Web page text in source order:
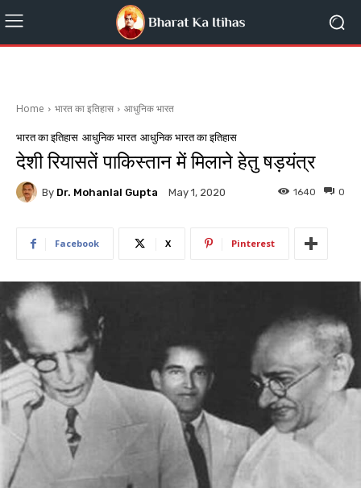
Home भारत का इतिहास आधुनिक भारत
भारत का इतिहास आधुनिक भारत आधुनिक भारत का इतिहास
देशी रियासतें पाकिस्तान में मिलाने हेतु षड़यंत्र
By Dr. Mohanlal Gupta May 1, 2020 0
1640
Facebook X Pinterest